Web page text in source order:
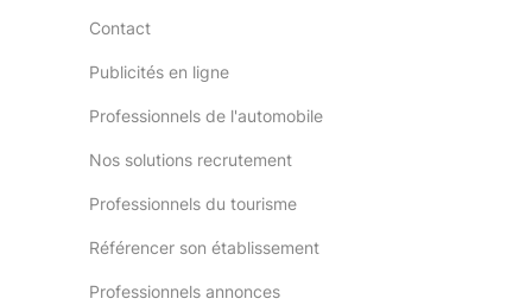
Contact
Publicités en ligne
Professionnels de l'automobile
Nos solutions recrutement
Professionnels du tourisme
Référencer son établissement
Professionnels annonces